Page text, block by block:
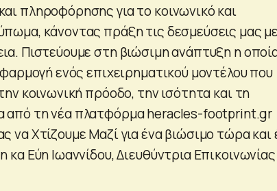
πληροφόρησης για το κοινωνικό και
κάνοντας πράξη τις δεσμεύσεις μας
Πιστεύουμε στη βιώσιμη ανάπτυξη η
ενός επιχειρηματικού μοντέλου που
κοινωνική πρόοδο, την ισότητα και τη
από τη νέα πλατφόρμα heracles-footprint.gr
να Χτίζουμε Μαζί για ένα βιώσιμο τώρα και
Εύη Ιωαννίδου, Διευθύντρια